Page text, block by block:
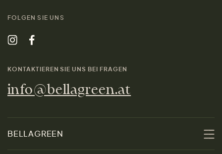
FOLGEN SIE UNS
KONTAKTIEREN SIE UNS BEI FRAGEN
info@bellagreen.at
BELLAGREEN